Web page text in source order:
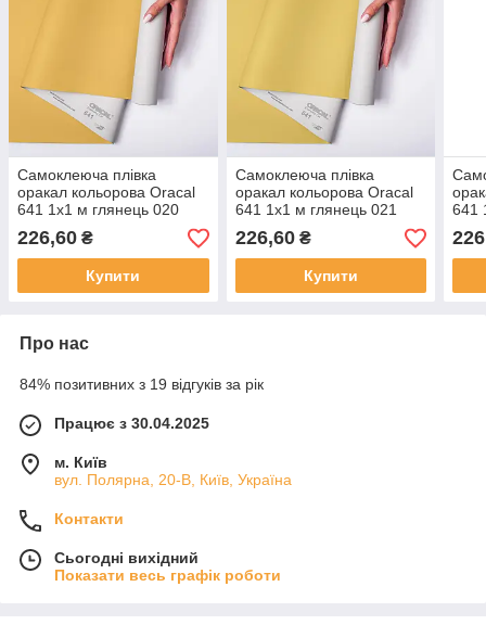
Самоклеюча плівка
оракал кольорова Oracal
641 1x1 м глянець 020
золотисто-жовтий
226,60 ₴
Купити
Самоклеюча плівка
оракал кольорова Oracal
641 1x1 м глянець 021
жовтий
226,60₴
Купити
641
Про нас
84% позитивних з 19 відгуків за рік
Працює з 30.04.2025
м. Київ
вул. Полярна, 20-В, Київ, Україна
Контакти
Сьогодні вихідний
Показати весь графік роботи